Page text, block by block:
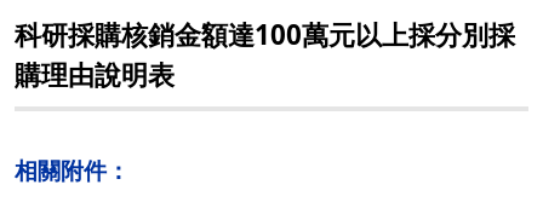
科研採購核銷金額達100萬元以上採分別採
購理由說明表
相關附件：